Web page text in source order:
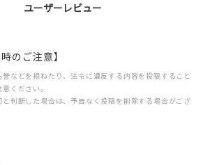
ユーザーレビュー
のご注意】
などを損ねたり、法令に違反する内容を投稿すること
ください。
と判断した場合は、予告なく投稿を削除する場合がござ